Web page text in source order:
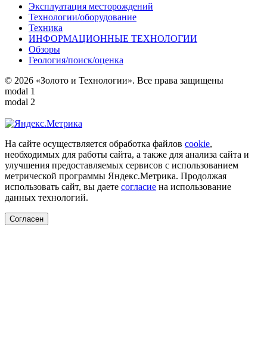
Эксплуатация месторождений
Технологии/оборудование
Техника
ИНФОРМАЦИОННЫЕ ТЕХНОЛОГИИ
Обзоры
Геология/поиск/оценка
© 2026 «Золото и Технологии». Все права защищены
modal 1
modal 2
На сайте осуществляется обработка файлов cookie,
необходимых для работы сайта, а также для анализа сайта и
улучшения предоставляемых сервисов с использованием
метрической программы Яндекс.Метрика. Продолжая
использовать сайт, вы даете согласие на использование
данных технологий.
Согласен